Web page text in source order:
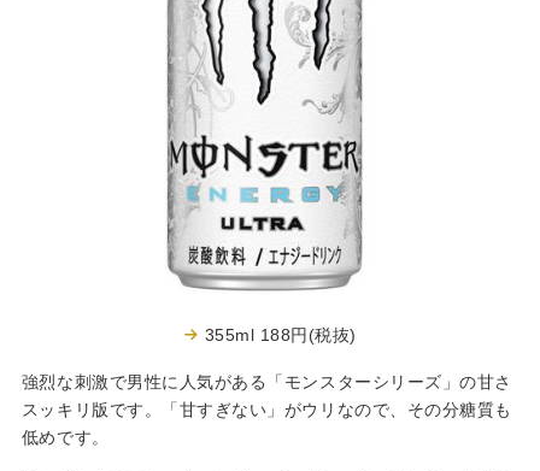
355ml 188円(税抜)
強烈な刺激で男性に人気がある「モンスターシリーズ」の甘さ
スッキリ版です。「甘すぎない」がウリなので、その分糖質も
低めです。